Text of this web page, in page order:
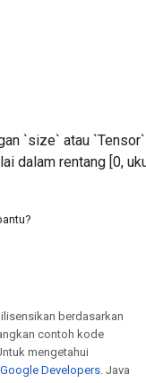
`size` atau
dalam rentang [0,
berdasarkan
contoh kode
mengetahui
Developers. Java